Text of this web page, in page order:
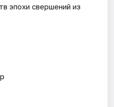
эпохи свершений из